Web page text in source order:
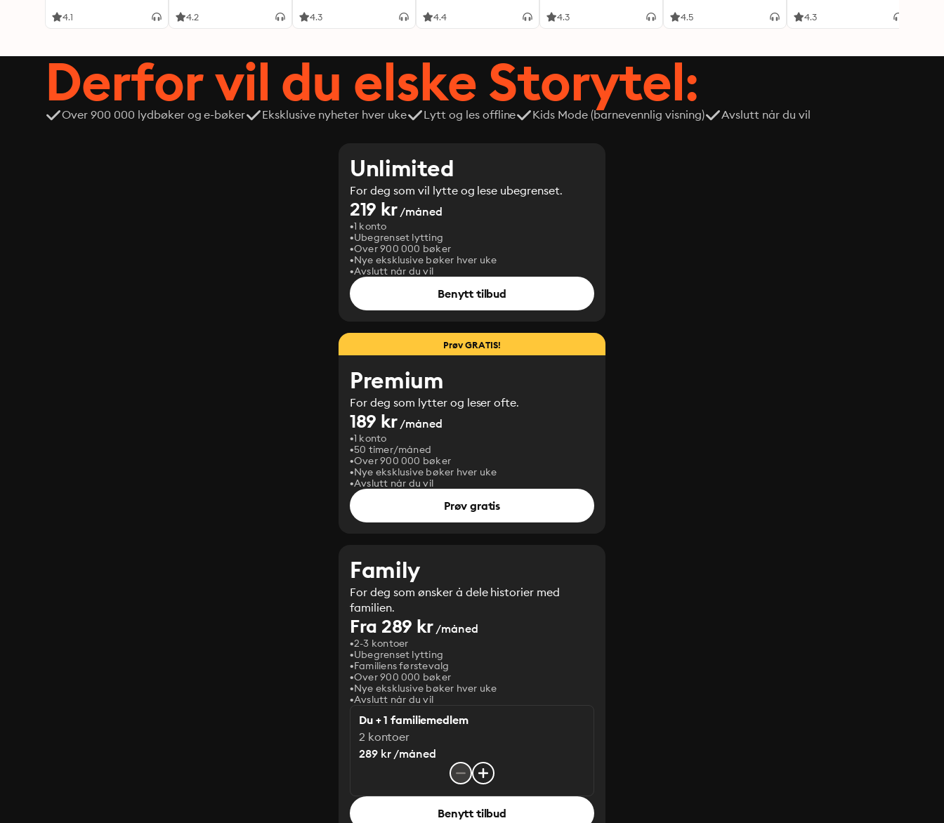
4.1 4.2 4.3 4.4 4.3 4.5 4.3
Derfor vil du elske Storytel:
Over 900 000 lydbøker og e-bøker Eksklusive nyheter hver uke Lytt og les offline Kids Mode (barnevennlig visning) Avslutt når du vil
Unlimited
For deg som vil lytte og lese ubegrenset.
219 kr/måned
1 konto
Ubegrenset lytting
Over 900 000 bøker
Nye eksklusive bøker hver uke
Avslutt når du vil
Benytt tilbud
Prøv GRATIS!
Premium
For deg som lytter og leser ofte.
189 kr/måned
1 konto
50 timer/måned
Over 900 000 bøker
Nye eksklusive bøker hver uke
Avslutt når du vil
Prøv gratis
Family
For deg som ønsker å dele historier med
familien.
Fra 289 kr/måned
2-3 kontoer
Ubegrenset lytting
Familiens førstevalg
Over 900 000 bøker
Nye eksklusive bøker hver uke
Avslutt når du vil
Du + 1 familiemedlem
2 kontoer
289 kr /måned
Benytt tilbud